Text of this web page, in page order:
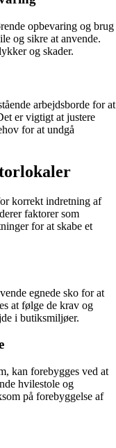
opbevaring og brug
og sikre at anvende.
og skader.
arbejdsborde for at
er vigtigt at justere
for at undgå
korrekt indretning af
faktorer som
for at skabe et
egnede sko for at
at følge de krav og
i butiksmiljøer.
kan forebygges ved at
hvilestole og
på forebyggelse af